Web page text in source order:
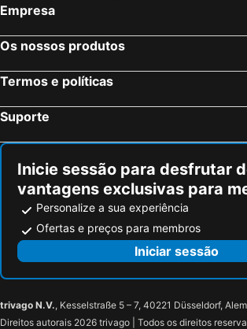
Empresa
Os nossos produtos
Termos e políticas
Suporte
Inicie sessão para desfrutar
vantagens exclusivas para
Personalize a sua experiência
Ofertas e preços para membros
Iniciar sessão
trivago N.V., Kesselstraße 5 – 7, 40221 Düsseldorf,
Direitos autorais 2026 trivago | Todos os direitos